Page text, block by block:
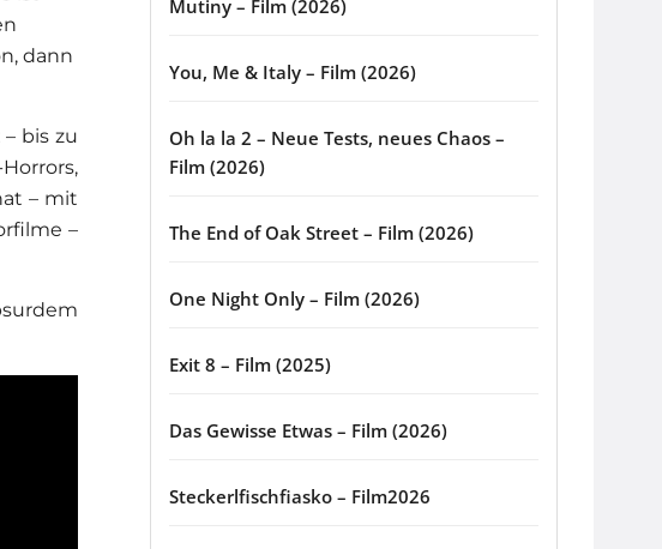
dann
bis zu
– mit
–
Mutiny – Film (2026)
You, Me & Italy – Film (2026)
Oh la la 2 – Neue Tests, neues Chaos –
Film (2026)
The End of Oak Street – Film (2026)
One Night Only – Film (2026)
Exit 8 – Film (2025)
Das Gewisse Etwas – Film (2026)
Steckerlfischfiasko – Film2026